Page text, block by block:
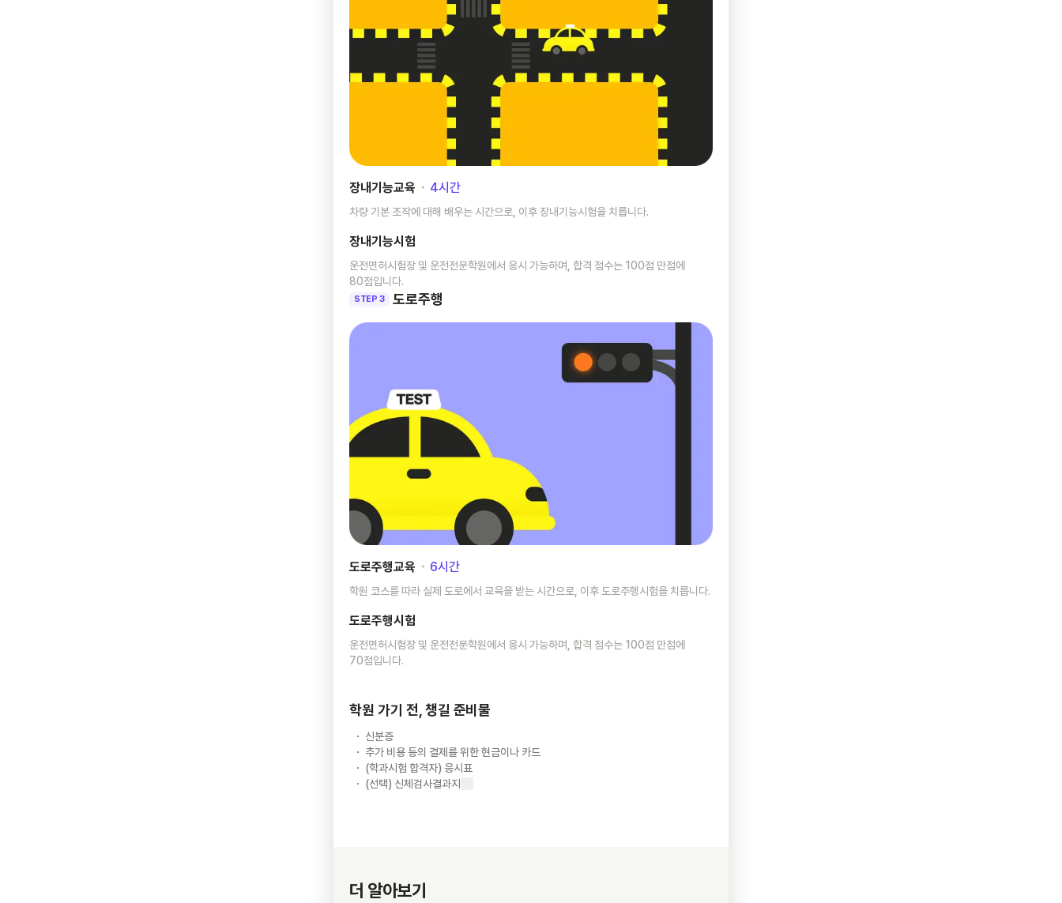
장내기능교육 ･ 4시간
차량 기본 조작에 대해 배우는 시간으로, 이후 장내기능시험을 치릅니다.
장내기능시험
운전면허시험장 및 운전전문학원에서 응시 가능하며, 합격 점수는 100점 만점에
80점입니다.
STEP 3 도로주행
도로주행교육 ･ 6시간
학원 코스를 따라 실제 도로에서 교육을 받는 시간으로, 이후 도로주행시험을 치릅니다.
도로주행시험
운전면허시험장 및 운전전문학원에서 응시 가능하며, 합격 점수는 100점 만점에
70점입니다.
학원 가기 전, 챙길 준비물
신분증
추가 비용 등의 결제를 위한 현금이나 카드
(학과시험 합격자) 응시표
(선택) 신체검사결과지
더 알아보기